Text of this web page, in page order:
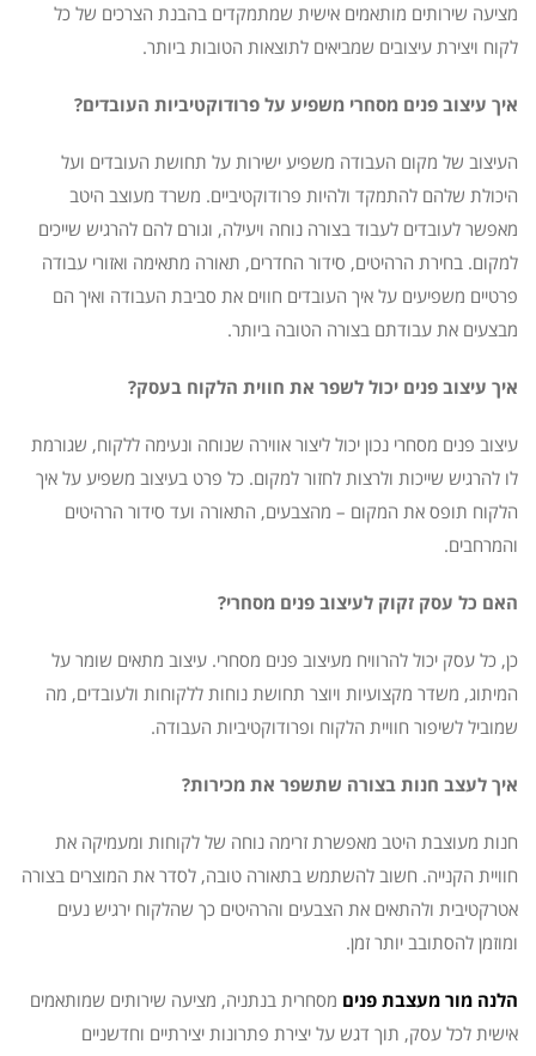
מציעה שירותים מותאמים אישית שמתמקדים בהבנת הצרכים של כל
לקוח ויצירת עיצובים שמביאים לתוצאות הטובות ביותר.
איך עיצוב פנים מסחרי משפיע על פרודוקטיביות העובדים?
העיצוב של מקום העבודה משפיע ישירות על תחושת העובדים ועל
היכולת שלהם להתמקד ולהיות פרודוקטיביים. משרד מעוצב היטב
מאפשר לעובדים לעבוד בצורה נוחה ויעילה, וגורם להם להרגיש שייכים
למקום. בחירת הרהיטים, סידור החדרים, תאורה מתאימה ואזורי עבודה
פרטיים משפיעים על איך העובדים חווים את סביבת העבודה ואיך הם
מבצעים את עבודתם בצורה הטובה ביותר.
איך עיצוב פנים יכול לשפר את חווית הלקוח בעסק?
עיצוב פנים מסחרי נכון יכול ליצור אווירה שנוחה ונעימה ללקוח, שגורמת
לו להרגיש שייכות ולרצות לחזור למקום. כל פרט בעיצוב משפיע על איך
הלקוח תופס את המקום – מהצבעים, התאורה ועד סידור הרהיטים
והמרחבים.
האם כל עסק זקוק לעיצוב פנים מסחרי?
כן, כל עסק יכול להרוויח מעיצוב פנים מסחרי. עיצוב מתאים שומר על
המיתוג, משדר מקצועיות ויוצר תחושת נוחות ללקוחות ולעובדים, מה
שמוביל לשיפור חוויית הלקוח ופרודוקטיביות העבודה.
איך לעצב חנות בצורה שתשפר את מכירות?
חנות מעוצבת היטב מאפשרת זרימה נוחה של לקוחות ומעמיקה את
חוויית הקנייה. חשוב להשתמש בתאורה טובה, לסדר את המוצרים בצורה
אטרקטיבית ולהתאים את הצבעים והרהיטים כך שהלקוח ירגיש נעים
ומוזמן להסתובב יותר זמן.
הלנה מור מעצבת פנים מסחרית בנתניה, מציעה שירותים שמותאמים
אישית לכל עסק, תוך דגש על יצירת פתרונות יצירתיים וחדשניים